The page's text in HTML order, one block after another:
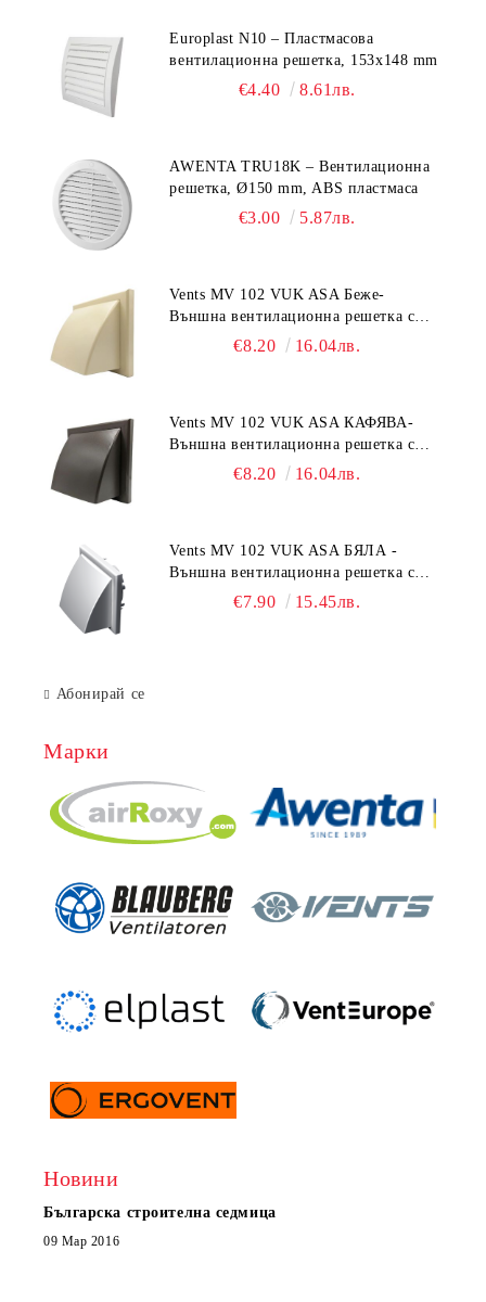
Europlast N10 – Пластмасова
вентилационна решетка, 153x148 mm
€4.40 8.61лв.
AWENTA TRU18K – Вентилационна
решетка, Ø150 mm, ABS пластмаса
€3.00 5.87лв.
Vents MV 102 VUK ASA Беже-
Външна вентилационна решетка с
гравитачна клапа Ø 100, Ø 125,
€8.20 16.04лв.
Vents MV 102 VUK ASA КАФЯВА-
Външна вентилационна решетка с
гравитачна клапа Ø 100, Ø 125,
€8.20 16.04лв.
Vents MV 102 VUK ASA БЯЛА -
Външна вентилационна решетка с
гравитачна клапа Ø 100, Ø 125,
€7.90 15.45лв.
Абонирай се
Марки
Новини
Българска строителна седмица
09 Мар 2016